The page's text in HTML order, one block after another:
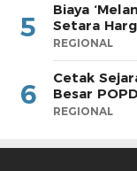
5
Biaya
Setara
REGIONAL
6
Cetak
Besar
REGIONAL